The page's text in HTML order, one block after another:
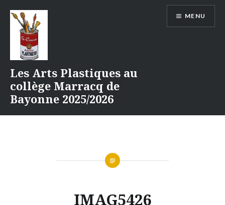
contenu
Les Arts Plastiques au
collège Marracq de
Bayonne 2025/2026
MENU
IMAG5426